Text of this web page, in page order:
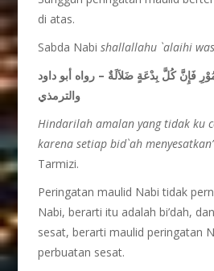
di atas.
Sabda Nabishallallahu `alaihi
فَإِنَّ كُلَّ بِدْعَةٍ ضَلاَلَةٌ – رواه أبو داود
والترمذي
Hindarilah amalan yang tidak ku
karena setiap bid`ah
Tarmizi.
Peringatan maulid Nabi tidak
Nabi, berarti itu adalah bi’dah,
sesat, berarti maulid peringatan
perbuatan sesat.